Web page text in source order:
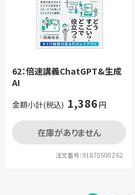
62：倍速講義ChatGPT&生成
AI
金額小計(税込) 1,386円
在庫がありません
注文番号：91870500Z62